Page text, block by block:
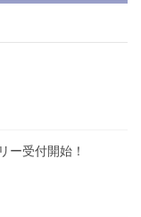
ー受付開始！